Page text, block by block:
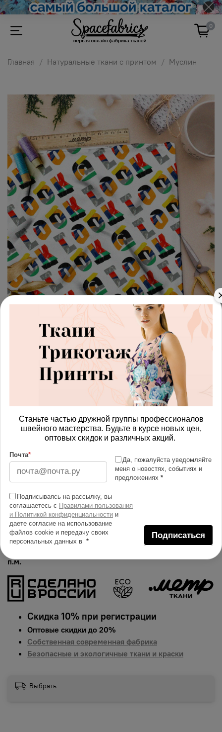
0
Главная Натуральные ткани с принтом Муслин
арт.42871502_muslin
Ткань муслин цветные буквы
с рисунком на белом фоне
Получить доступ к оптовым ценам
В корзину
Купить в 1 клик
Добавить в сравнение
Описание тканей
Яркий и сочный принт на ткани муслин. Гарантированная
долговечность цвета, идеально подходит для одежды,
Цена указана за 1
п.м.
Скидка 10% при регистрации
Оптовые скидки до 20%
Собственная современная фабрика
Безопасные и экологичные ткани и краски
Выбрать
Станьте частью дружной группы профессионалов
швейного мастерства. Будьте в курсе новых цен,
оптовых скидок и различных акций.
Почта*
Да, пожалуйста уведомляйте
меня о новостях, событиях и
предложениях *
Подписываясь на рассылку, вы
соглашаетесь с Правилами пользования
и Политикой конфиденциальности и
даете согласие на использование
файлов cookie и передачу своих
персональных данных в *
Подписаться